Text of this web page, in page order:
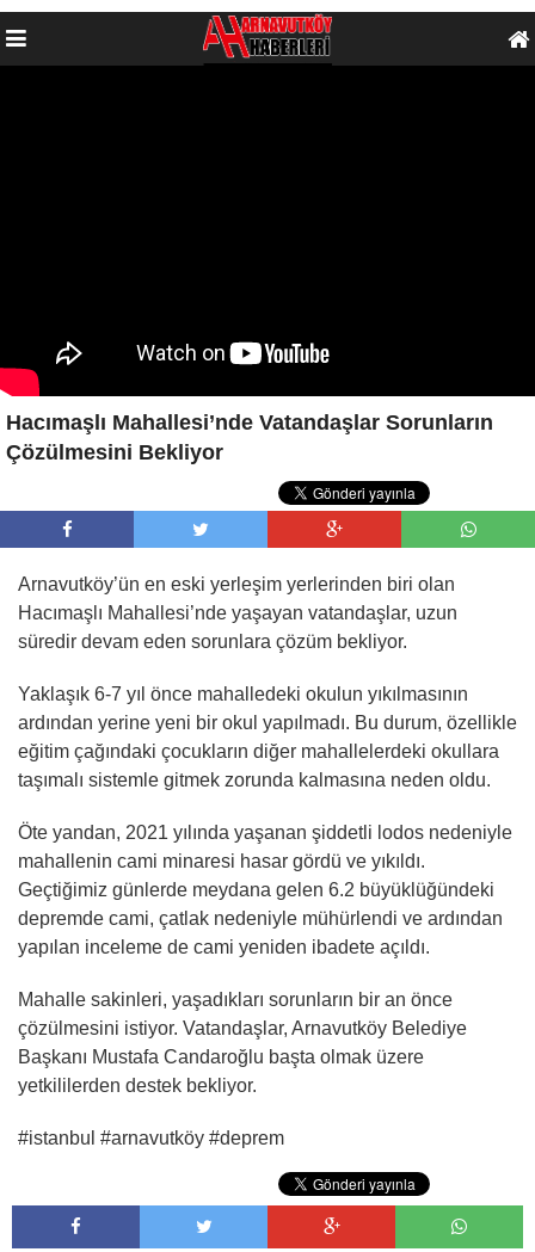
Hacımaşlı Mahallesi’nde Vatandaşlar Sorunların
Çözülmesini Bekliyor
Arnavutköy’ün en eski yerleşim yerlerinden biri olan
Hacımaşlı Mahallesi’nde yaşayan vatandaşlar, uzun
süredir devam eden sorunlara çözüm bekliyor.
Yaklaşık 6-7 yıl önce mahalledeki okulun yıkılmasının
ardından yerine yeni bir okul yapılmadı. Bu durum, özellikle
eğitim çağındaki çocukların diğer mahallelerdeki okullara
taşımalı sistemle gitmek zorunda kalmasına neden oldu.
Öte yandan, 2021 yılında yaşanan şiddetli lodos nedeniyle
mahallenin cami minaresi hasar gördü ve yıkıldı.
Geçtiğimiz günlerde meydana gelen 6.2 büyüklüğündeki
depremde cami, çatlak nedeniyle mühürlendi ve ardından
yapılan inceleme de cami yeniden ibadete açıldı.
Mahalle sakinleri, yaşadıkları sorunların bir an önce
çözülmesini istiyor. Vatandaşlar, Arnavutköy Belediye
Başkanı Mustafa Candaroğlu başta olmak üzere
yetkililerden destek bekliyor.
#istanbul #arnavutköy #deprem